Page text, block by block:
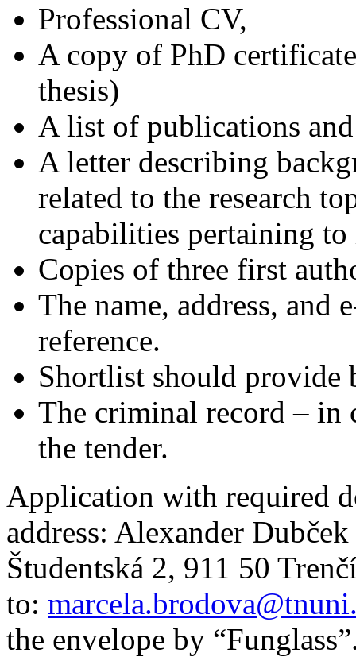
Professional CV,
A copy of PhD
thesis)
A list of publications
A letter describing
related to the research
capabilities pertaining to
Copies of three first
The name, address, and
reference.
Shortlist should provide
The criminal record – in
the tender.
Application with required
address: Alexander
Študentská 2, 911 50
to:
the envelope by